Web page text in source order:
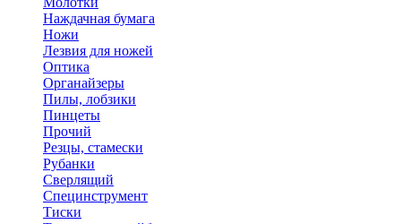
Наждачная бумага
Ножи
Лезвия для ножей
Оптика
Органайзеры
Пилы, лобзики
Пинцеты
Прочий
Резцы, стамески
Рубанки
Сверлящий
Специнструмент
Тиски